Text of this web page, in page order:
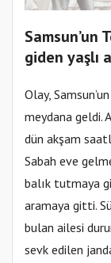
Samsun’un
giden yaşlı
Olay,
meydana geldi.
dün akşam
Sabah eve
balık tutmaya
aramaya gitti.
bulan ailesi
sevk edilen